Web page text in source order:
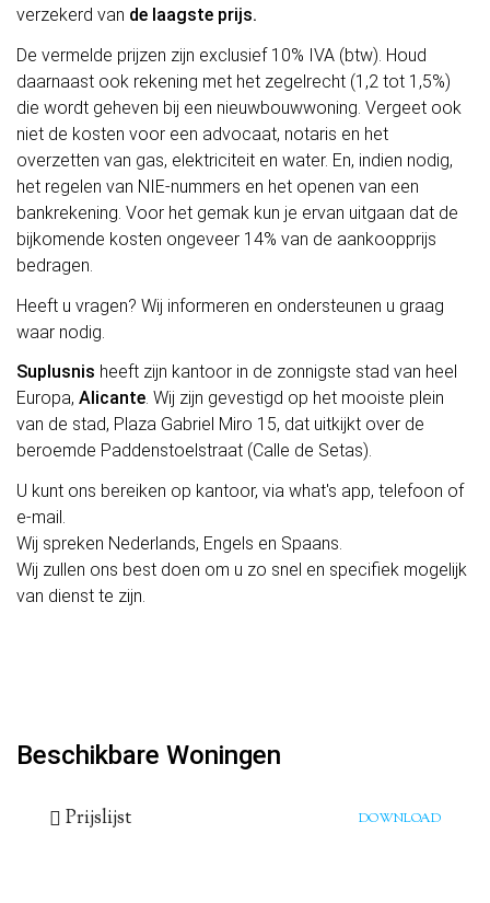
verzekerd van de laagste prijs.
De vermelde prijzen zijn exclusief 10% IVA (btw). Houd
daarnaast ook rekening met het zegelrecht (1,2 tot 1,5%)
die wordt geheven bij een nieuwbouwwoning. Vergeet ook
niet de kosten voor een advocaat, notaris en het
overzetten van gas, elektriciteit en water. En, indien nodig,
het regelen van NIE-nummers en het openen van een
bankrekening. Voor het gemak kun je ervan uitgaan dat de
bijkomende kosten ongeveer 14% van de aankoopprijs
bedragen.
Heeft u vragen? Wij informeren en ondersteunen u graag
waar nodig.
Suplusnis heeft zijn kantoor in de zonnigste stad van heel
Europa, Alicante. Wij zijn gevestigd op het mooiste plein
van de stad, Plaza Gabriel Miro 15, dat uitkijkt over de
beroemde Paddenstoelstraat (Calle de Setas).
U kunt ons bereiken op kantoor, via what's app, telefoon of
e-mail.
Wij spreken Nederlands, Engels en Spaans.
Wij zullen ons best doen om u zo snel en specifiek mogelijk
van dienst te zijn.
Beschikbare Woningen
Prijslijst DOWNLOAD